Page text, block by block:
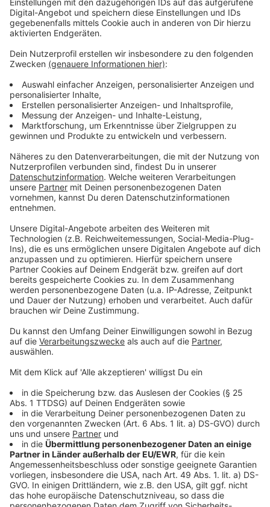
Höhepunkt ist das Abendprogramm ab 19 Uhr: Dann
feiern das Düsseldorfer Prinzenpaar und das Kölner
Dreigestirn gemeinsam mit der Band „Höhner“ und
Swinging Funfares und Mitglieder der
Karnevalsfreunde der katholischen Jugend Düsseldorf
sorgen für echte Düsseldorfer Karnevalsstimmung.
Weitere Infos und Links zum Thema:
Anzeige
Unsere Brauchtumseite
Karneval: Die große Themenwoche bei Antenne
Düsseldorf
Straßenkarneval Düsseldorf 2026: Alle Termine &
Highlights
Anzeige
Folge uns für mehr News & Updates:
Anzeige
Instagram|Facebook|WhatsApp-Kanal
Anzeige